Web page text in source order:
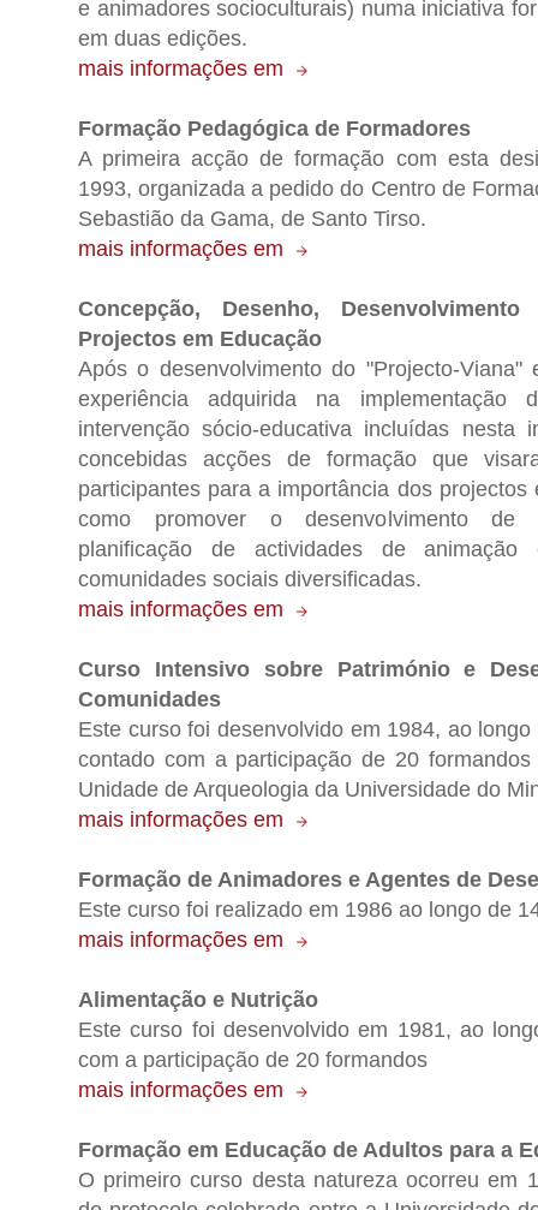
e animadores socioculturais) numa iniciativa
em duas edições.
mais informações em
Formação Pedagógica de Formadores
A primeira acção de formação com esta
1993, organizada a pedido do Centro de
Sebastião da Gama, de Santo Tirso.
mais informações em
Concepção, Desenho,
Projectos em Educação
Após o desenvolvimento do "Projecto-Viana"
experiência adquirida na implementação
intervenção sócio-educativa incluídas nesta
concebidas acções de formação que
participantes para a importância dos projectos
como promover o desenvolvimento de
planificação de actividades de
comunidades sociais diversificadas.
mais informações em
Curso Intensivo sobre Património e
Comunidades
Este curso foi desenvolvido em 1984, ao
contado com a participação de 20
Unidade de Arqueologia da Universidade do
mais informações em
Formação de Animadores e Agentes de
Este curso foi realizado em 1986 ao longo de
mais informações em
Alimentação e Nutrição
Este curso foi desenvolvido em 1981, ao
com a participação de 20 formandos
mais informações em
Formação em Educação de Adultos para a
O primeiro curso desta natureza ocorreu em